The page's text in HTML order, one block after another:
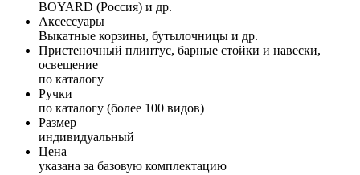
BOYARD (Россия) и др.
Аксессуары
Выкатные корзины, бутылочницы и др.
Пристеночный плинтус, барные стойки и навески,
освещение
по каталогу
Ручки
по каталогу (более 100 видов)
Размер
индивидуальный
Цена
указана за базовую комплектацию